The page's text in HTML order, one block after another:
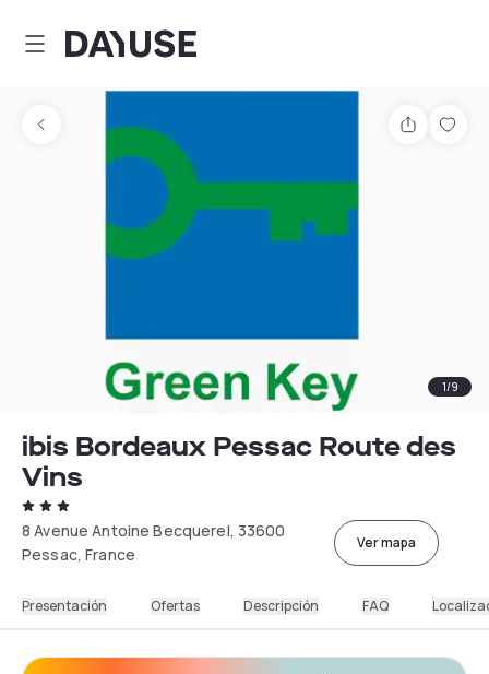
Dayuse
1/9
ibis Bordeaux Pessac Route des
Vins
8 Avenue Antoine Becquerel, 33600
Pessac, France
Ver mapa
Presentación Ofertas Descripción FAQ